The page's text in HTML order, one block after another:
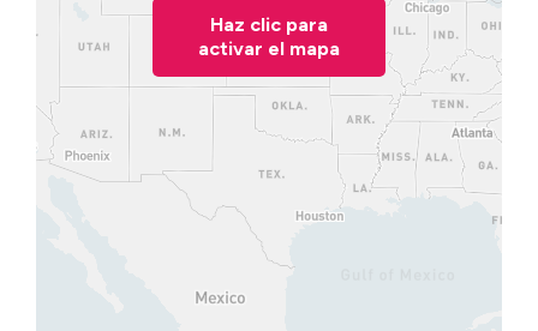
Haz clic para
activar el mapa